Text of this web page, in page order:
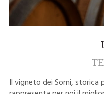
Il vigneto dei Sorni, storica